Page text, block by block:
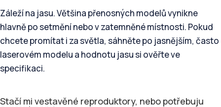
Záleží na jasu. Většina přenosných modelů vynikne
hlavně po setmění nebo v zatemněné místnosti. Pokud
chcete promítat i za světla, sáhněte po jasnějším, často
laserovém modelu a hodnotu jasu si ověřte ve
specifikaci.
Stačí mi vestavěné reproduktory, nebo potřebuju